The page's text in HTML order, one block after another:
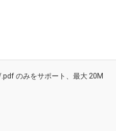
のみをサポート、最大 20M